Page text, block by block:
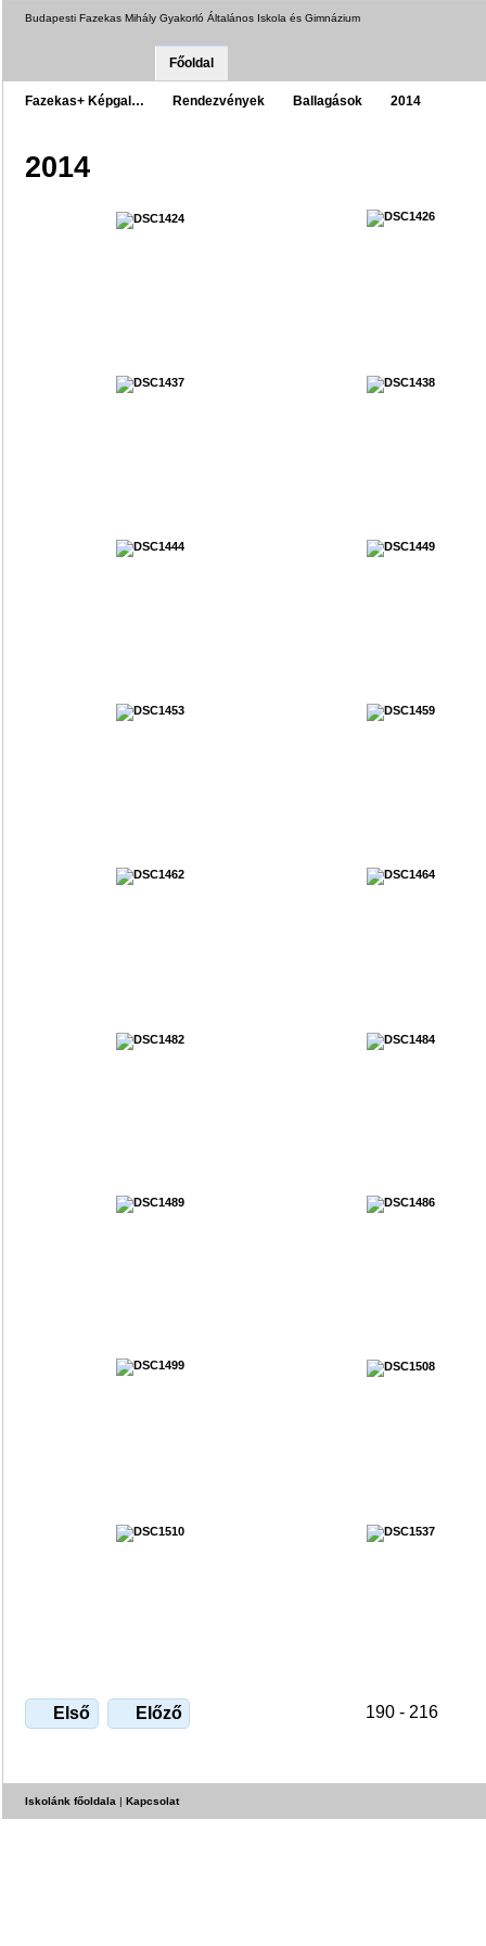
Budapesti Fazekas Mihály Gyakorló Általános Iskola és Gimnázium
Főoldal
Fazekas+ Képgal… Rendezvények Ballagások 2014
2014
Első Előző 190 - 216
Iskolánk főoldala | Kapcsolat